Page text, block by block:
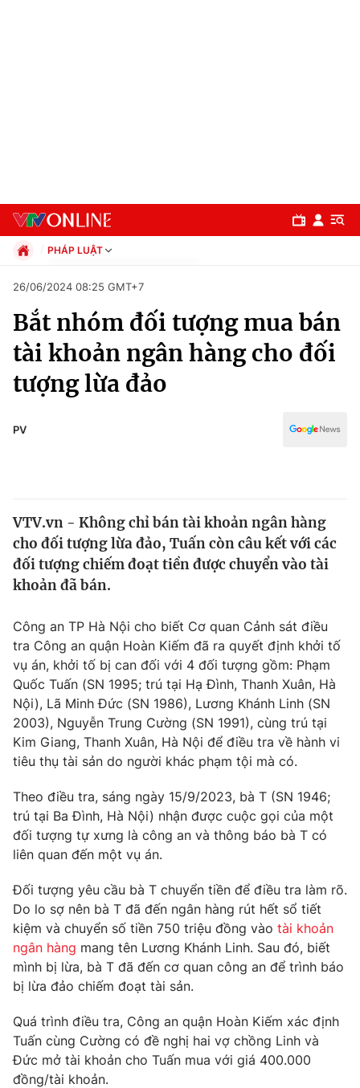
Chuyên mục
Chính trị
Thế giới
Tin tức
Câu chuyện quốc tế
Tài chính
Thị trường
Góc doanh nghiệp
Dữ liệu và đời sống
Truyền hình
Phim VTV
Hậu trường
Nhân vật
Khán giả
Giải sao mai
Giải trí
Điện ảnh
Âm nhạc
Sao
Du lịch
Làm đẹp
Chất lượng cuộc sống
Giáo dục
Tuyển sinh
Học trực tuyến
Hitech Công nghệ tương lai
Sản phẩm
Thị trường
Giao lưu trực tuyến
Lịch phát sóng
Chuyên mục khác
Emagazine Podcast
PHÁP LUẬT
Xã hội
Pháp luật
Thể thao
Truyền hình
Văn hóa - Giải trí
26/06/2024 08:25 GMT+7
Bắt nhóm đối tượng mua bán
tài khoản ngân hàng cho đối
tượng lừa đảo
PV
VTV.vn - Không chỉ bán tài khoản ngân hàng
cho đối tượng lừa đảo, Tuấn còn câu kết với các
đối tượng chiếm đoạt tiền được chuyển vào tài
khoản đã bán.
Công an TP Hà Nội cho biết Cơ quan Cảnh sát điều
tra Công an quận Hoàn Kiếm đã ra quyết định khởi tố
vụ án, khởi tố bị can đối với 4 đối tượng gồm: Phạm
Quốc Tuấn (SN 1995; trú tại Hạ Đình, Thanh Xuân, Hà
Nội), Lã Minh Đức (SN 1986), Lương Khánh Linh (SN
2003), Nguyễn Trung Cường (SN 1991), cùng trú tại
Kim Giang, Thanh Xuân, Hà Nội để điều tra về hành vi
tiêu thụ tài sản do người khác phạm tội mà có.
Theo điều tra, sáng ngày 15/9/2023, bà T (SN 1946;
trú tại Ba Đình, Hà Nội) nhận được cuộc gọi của một
đối tượng tự xưng là công an và thông báo bà T có
liên quan đến một vụ án.
Đối tượng yêu cầu bà T chuyển tiền để điều tra làm rõ.
Do lo sợ nên bà T đã đến ngân hàng rút hết sổ tiết
kiệm và chuyển số tiền 750 triệu đồng vào tài khoản
ngân hàng mang tên Lương Khánh Linh. Sau đó, biết
mình bị lừa, bà T đã đến cơ quan công an để trình báo
bị lừa đảo chiếm đoạt tài sản.
Quá trình điều tra, Công an quận Hoàn Kiếm xác định
Tuấn cùng Cường có đề nghị hai vợ chồng Linh và
Đức mở tài khoản cho Tuấn mua với giá 400.000
đồng/tài khoản.